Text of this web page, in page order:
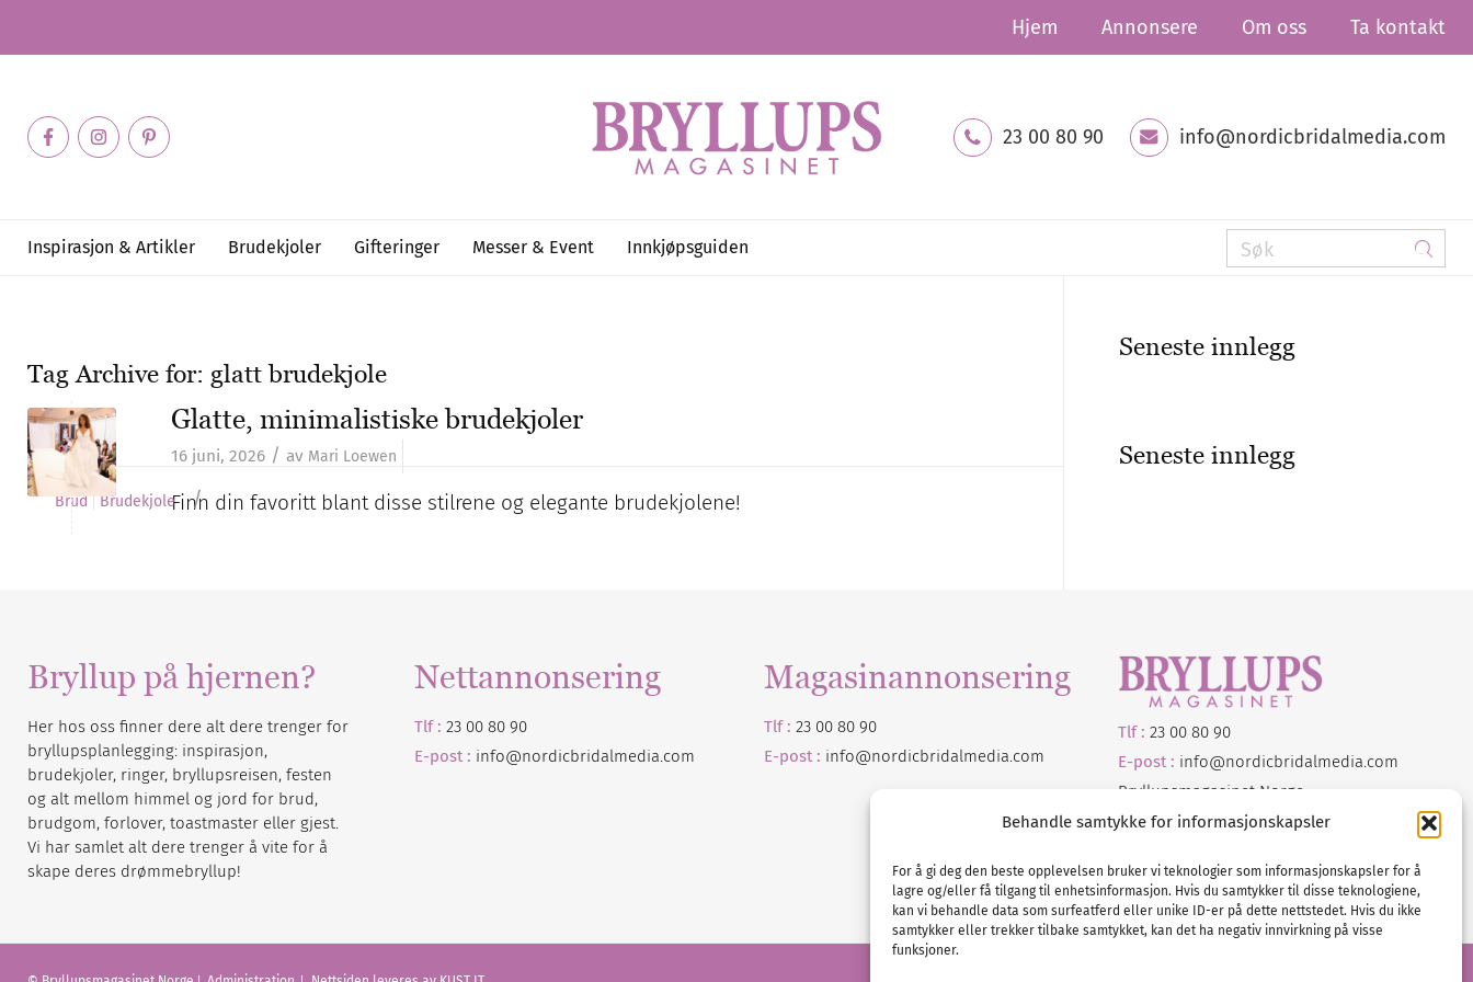
Behandle samtykke for informasjonskapsler
For å gi deg den beste opplevelsen bruker vi teknologier som informasjonskapsler for å
lagre og/eller få tilgang til enhetsinformasjon. Hvis du samtykker til disse teknologiene,
kan vi behandle data som surfeatferd eller unike ID-er på dette nettstedet. Hvis du ikke
samtykker eller trekker tilbake samtykket, kan det ha negativ innvirkning på visse
funksjoner.
Hjem Annonsere Om oss Ta kontakt
23 00 80 90 info@nordicbridalmedia.com
Inspirasjon & Artikler Brudekjoler Gifteringer Messer & Event Innkjøpsguiden
Tag Archive for: glatt brudekjole
Glatte, minimalistiske brudekjoler
16 juni, 2026 / av Mari Loewen
Finn din favoritt blant disse stilrene og elegante brudekjolene!
Brud Brudekjole /
Seneste innlegg
Seneste innlegg
Bryllup på hjernen?
Her hos oss finner dere alt dere trenger for
bryllupsplanlegging: inspirasjon,
brudekjoler, ringer, bryllupsreisen, festen
og alt mellom himmel og jord for brud,
brudgom, forlover, toastmaster eller gjest.
Vi har samlet alt dere trenger å vite for å
skape deres drømmebryllup!
Nettannonsering
Tlf : 23 00 80 90
E-post : info@nordicbridalmedia.com
Magasinannonsering
Tlf : 23 00 80 90
E-post : info@nordicbridalmedia.com
Tlf : 23 00 80 90
E-post : info@nordicbridalmedia .com
Bryllupsmagasinet Norge
© All rights reserved.